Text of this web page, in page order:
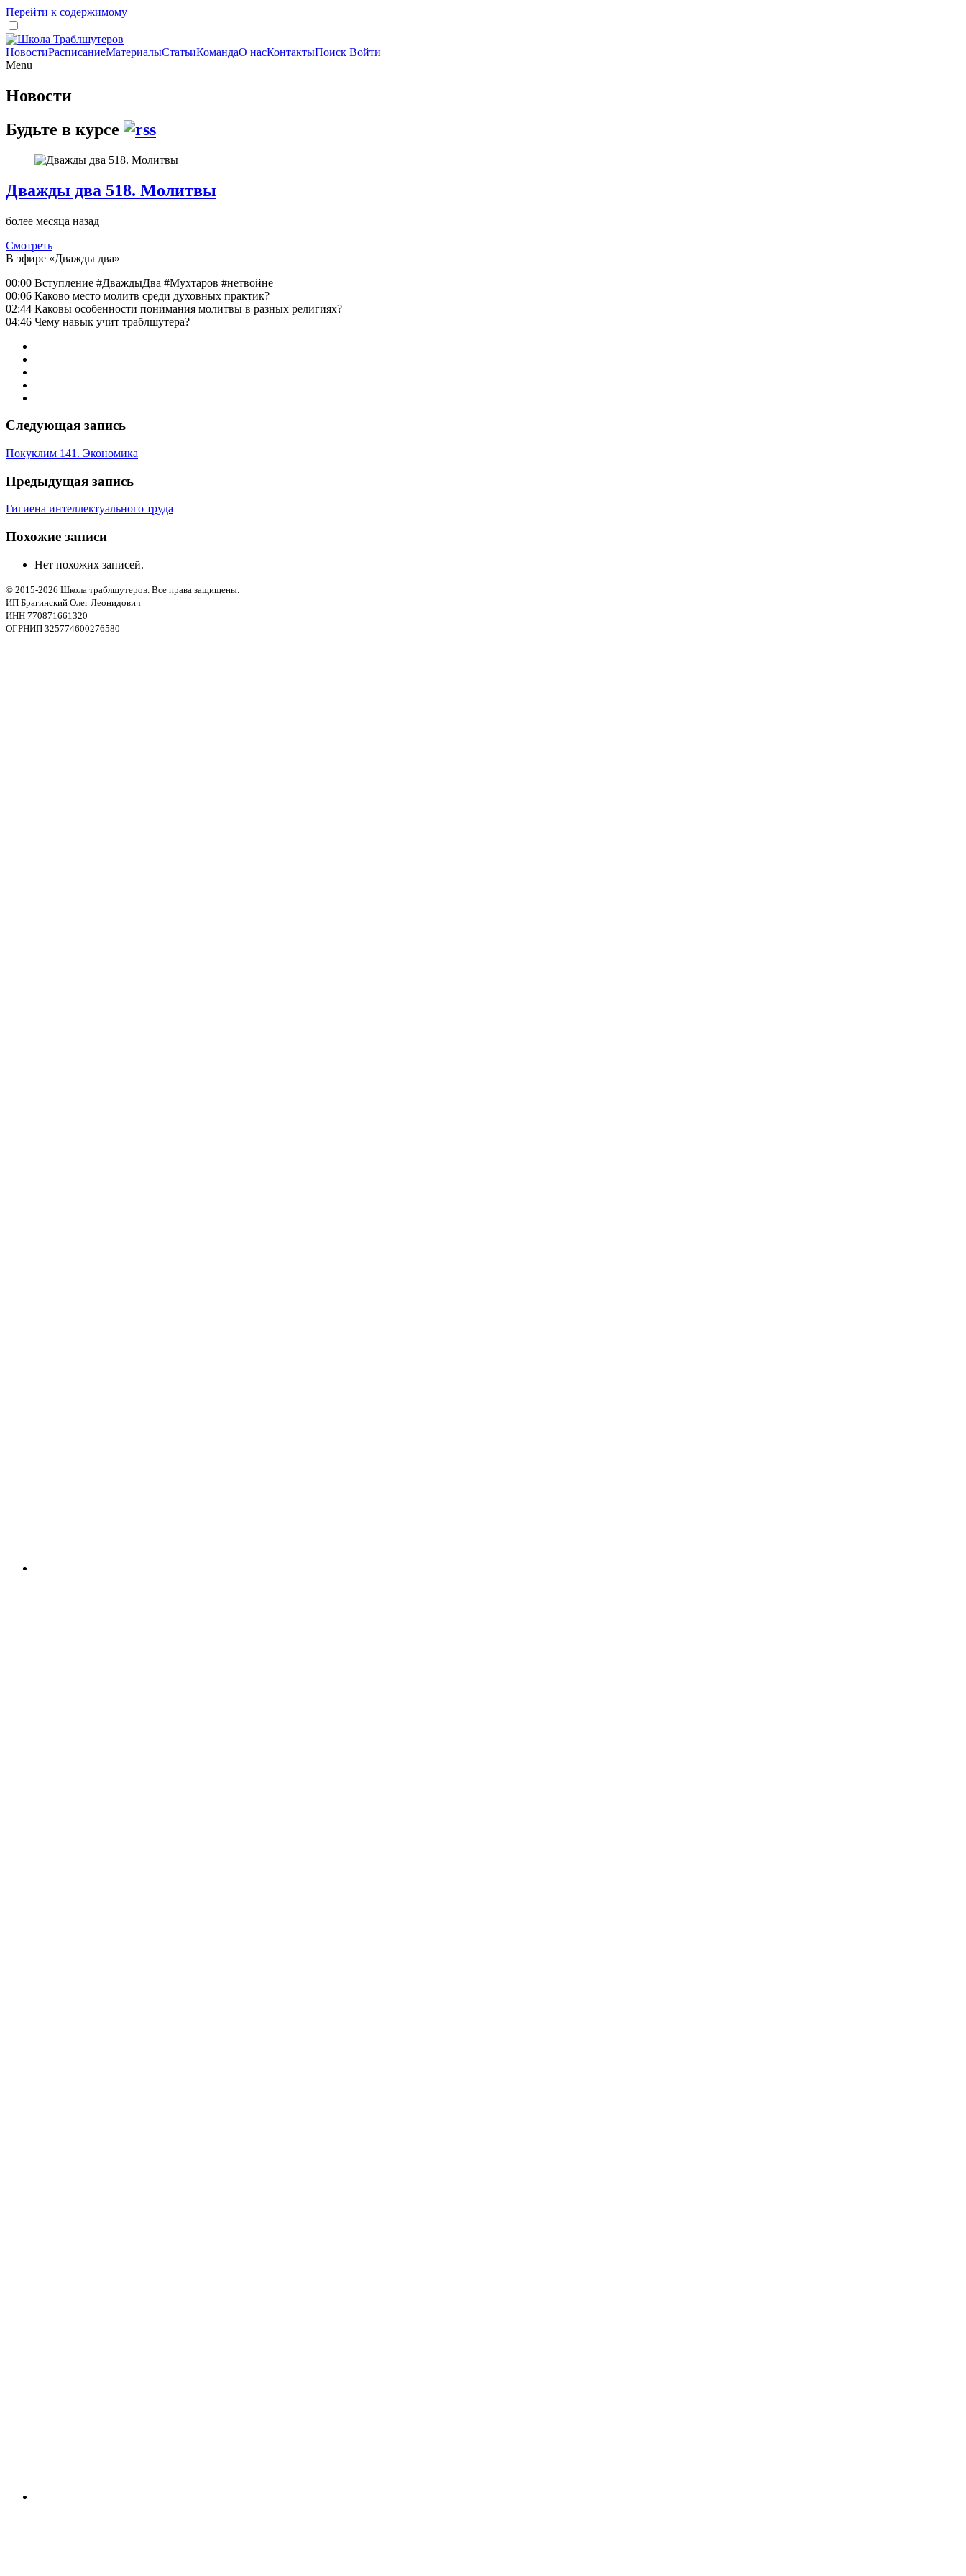
Перейти к содержимому
НовостиРасписаниеМатериалыСтатьиКомандаО насКонтактыПоиск Войти
Menu
Новости
Будьте в курсе
Дважды два 518. Молитвы
более месяца назад
Смотреть
В эфире «Дважды два»
00:00 Вступление #ДваждыДва #Мухтаров #нетвойне
00:06 Каково место молитв среди духовных практик?
02:44 Каковы особенности понимания молитвы в разных религиях?
04:46 Чему навык учит траблшутера?
Следующая запись
Покуклим 141. Экономика
Предыдущая запись
Гигиена интеллектуального труда
Похожие записи
Нет похожих записей.
© 2015-2026 Школа траблшутеров. Все права защищены.
ИП Брагинский Олег Леонидович
ИНН 770871661320
ОГРНИП 325774600276580